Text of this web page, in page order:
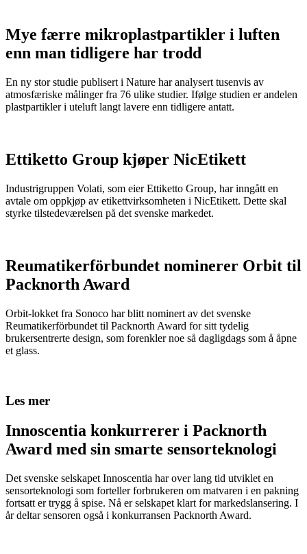
Mye færre mikroplastpartikler i luften
enn man tidligere har trodd
En ny stor studie publisert i Nature har analysert tusenvis av
atmosfæriske målinger fra 76 ulike studier. Ifølge studien er andelen
plastpartikler i uteluft langt lavere enn tidligere antatt.
Ettiketto Group kjøper NicEtikett
Industrigruppen Volati, som eier Ettiketto Group, har inngått en
avtale om oppkjøp av etikettvirksomheten i NicEtikett. Dette skal
styrke tilstedeværelsen på det svenske markedet.
Reumatikerförbundet nominerer Orbit til
Packnorth Award
Orbit-lokket fra Sonoco har blitt nominert av det svenske
Reumatikerförbundet til Packnorth Award for sitt tydelig
brukersentrerte design, som forenkler noe så dagligdags som å åpne
et glass.
Les mer
Innoscentia konkurrerer i Packnorth
Award med sin smarte sensorteknologi
Det svenske selskapet Innoscentia har over lang tid utviklet en
sensorteknologi som forteller forbrukeren om matvaren i en pakning
fortsatt er trygg å spise. Nå er selskapet klart for markedslansering. I
år deltar sensoren også i konkurransen Packnorth Award.